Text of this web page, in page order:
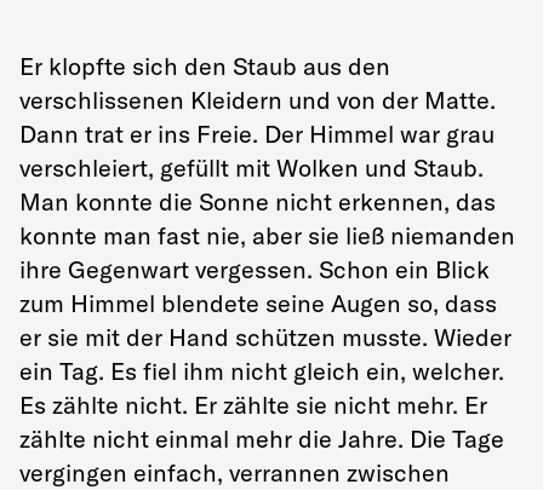
Er klopfte sich den Staub aus den
verschlissenen Kleidern und von der Matte.
Dann trat er ins Freie. Der Himmel war grau
verschleiert, gefüllt mit Wolken und Staub.
Man konnte die Sonne nicht erkennen, das
konnte man fast nie, aber sie ließ niemanden
ihre Gegenwart vergessen. Schon ein Blick
zum Himmel blendete seine Augen so, dass
er sie mit der Hand schützen musste. Wieder
ein Tag. Es fiel ihm nicht gleich ein, welcher.
Es zählte nicht. Er zählte sie nicht mehr. Er
zählte nicht einmal mehr die Jahre. Die Tage
vergingen einfach, verrannen zwischen